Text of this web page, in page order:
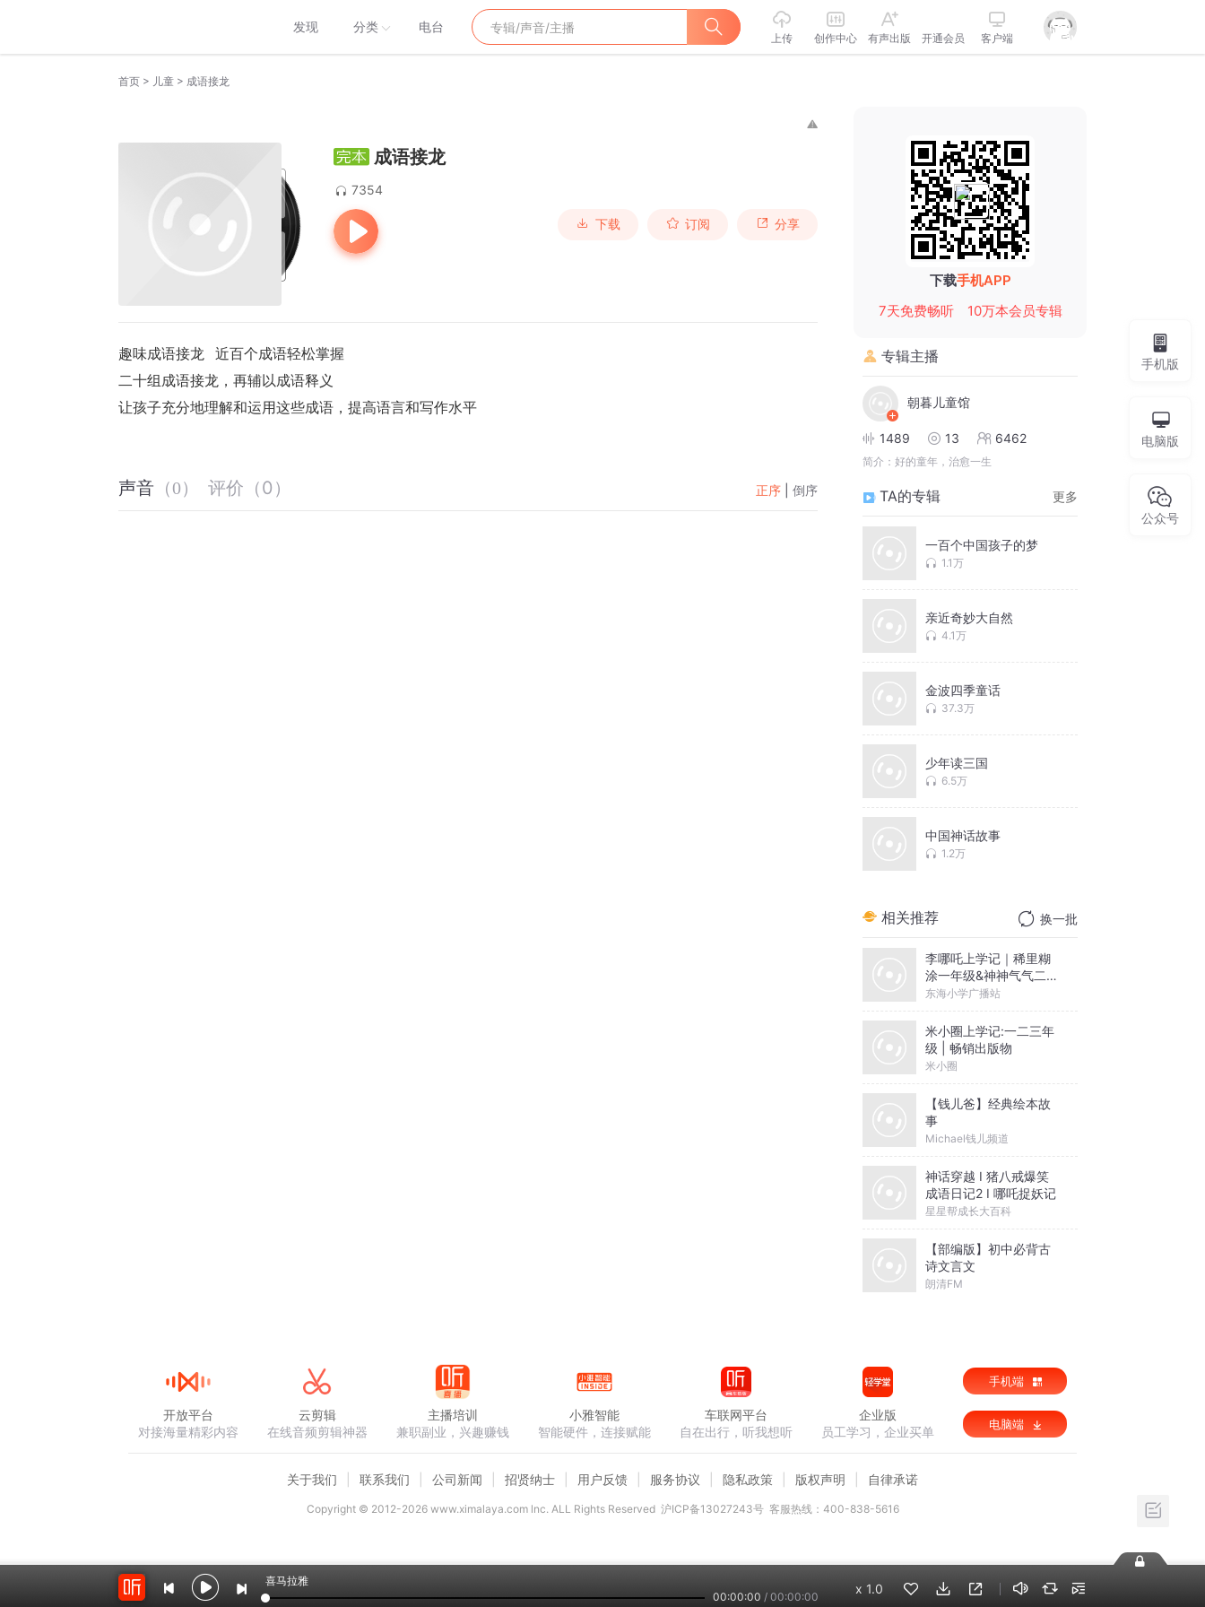
发现 分类 电台
上传 创作中心 有声出版 开通会员 客户端
首页 > 儿童 > 成语接龙
成语接龙
7354
下载 订阅 分享
趣味成语接龙   近百个成语轻松掌握
二十组成语接龙，再辅以成语释义
让孩子充分地理解和运用这些成语，提高语言和写作水平
声音 （0） 评价 （0 ） 正序 倒序
下载手机APP
7天免费畅听
10万本会员专辑
专辑主播
朝暮儿童馆
1489 13 6462
简介： 好的童年，治愈一生
TA的专辑 更多
一百个中国孩子的梦
1.1万
亲近奇妙大自然
4.1万
金波四季童话
37.3万
少年读三国
6.5万
中国神话故事
1.2万
相关推荐 换一批
李哪吒上学记｜稀里糊
涂一年级&神神气气二年
级
东海小学广播站
米小圈上学记:一二三年
级 | 畅销出版物
米小圈
【钱儿爸】经典绘本故
事
Michael钱儿频道
神话穿越 I 猪八戒爆笑
成语日记2 I 哪吒捉妖记
星星帮成长大百科
【部编版】初中必背古
诗文言文
朗清FM
手机版
电脑版
公众号
喜马拉雅
00:00:00 / 00:00:00
x 1.0
开放平台
对接海量精彩内容
云剪辑
在线音频剪辑神器
主播培训
兼职副业，兴趣赚钱
小雅智能
智能硬件，连接赋能
车联网平台
自在出行，听我想听
企业版
员工学习，企业买单
手机端
电脑端
关于我们 联系我们 公司新闻 招贤纳士 用户反馈 服务协议 隐私政策 版权声明 自律承诺
Copyright © 2012-2026www.ximalaya.com lnc. ALL Rights Reserved 沪ICP备13027243号 客服热线：400-838-5616